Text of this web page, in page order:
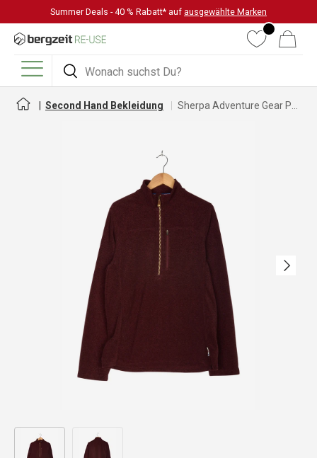
DIREKT ZUM INHALT
Summer Deals - 40 % Rabatt* auf ausgewählte Marken
Suchen
Suchen
WunschlisteWarenkorb
Menü
Second Hand Bekleidung
Nächste